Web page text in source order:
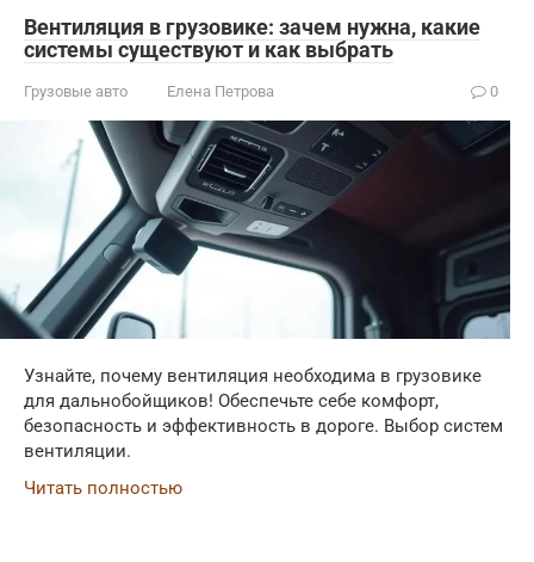
Вентиляция в грузовике: зачем нужна, какие
системы существуют и как выбрать
Грузовые авто Елена Петрова 0
Узнайте, почему вентиляция необходима в грузовике
для дальнобойщиков! Обеспечьте себе комфорт,
безопасность и эффективность в дороге. Выбор систем
вентиляции.
Читать полностью